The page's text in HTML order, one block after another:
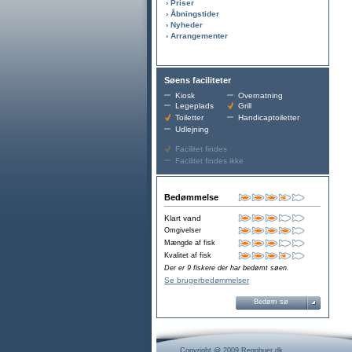
› Priser
› Åbningstider
› Nyheder
› Arrangementer
Søens faciliteter
Kiosk
Overnatning
Legeplads
Grill
Toiletter
Handicaptoiletter
Udlejning
Facilitet findes
Facilitet findes ikke
Bedømmelse
Klart vand
Omgivelser
Mængde af fisk
Kvalitet af fisk
Der er 9 fiskere der har bedømt søen.
Se brugerbedømmelser
Bedøm sø
Copyright @ 2009 Regnbuer.dk